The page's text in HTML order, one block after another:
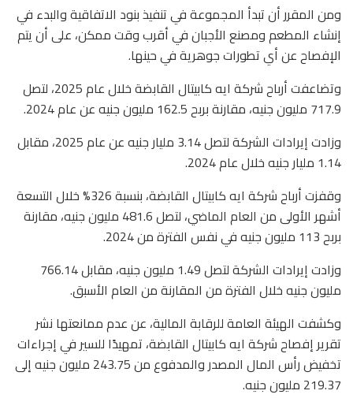
ومن المقرر أن تبدأ المجموعة في تنفيذ بنود الاتفاقية والبدء في
إنشاء المطعم ومصنع الأجبان في أقرب وقت ممكن، على أن يتم
الإفصاح عن أي تطورات جوهرية في حينها.
وتضاعفت أرباح شركة ايه كابيتال القابضة خلال عام 2025، لتصل
717.9 مليون جنيه، مقارنة بربح 162.5 مليون جنيه عن عام 2024.
وزادت إيرادات الشركة لتصل 3.14 مليار جنيه عن عام 2025، مقابل
1.14 مليار جنيه خلال عام 2024.
وقفزت أرباح شركة ايه كابيتال القابضة، بنسبة 326% خلال التسعة
أشهر الأولى من العام الماضي، لتصل 481.6 مليون جنيه، مقارنة
بربح 113 مليون جنيه في نفس الفترة من 2024.
وزادت إيرادات الشركة لتصل 1.49 مليون جنيه، مقابل 766.14
مليون جنيه خلال الفترة من المقارنة من العام الأسبق.
وكشفت الهيئة العامة للرقابة المالية، عن عدم ممانعتها نشر
تقرير إفصاح شركة ايه كابيتال القابضة، تمهيدًا للسير في إجراءات
تخفيض رأس المال المصدر والمدفوع من 243.75 مليون جنيه إلى
219.37 مليون جنيه.